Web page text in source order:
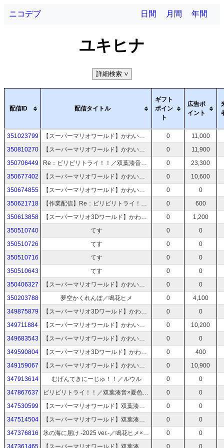
ニコデブ 日間 月間 年間
ユキヒナ
詳細検索 >
配信ID 配信タイトル
ギフト
ポイン
ト
広告ポ
イント
351023799 【スーパーマリオワールド】かわいい湊音はミミミミミミミミミスりてミスる！【CeVIO AI実況プレイ】 0
11,000
350810270
【スーパーマリオワールド】かわいい湊音はミミミミミミミミスりてミスる！！【CeVIO AI実況プレイ】 0
11,900
350706449
Re：ビリピリトライ！！／双葉湊音×夏色花梨 0
23,300
350677402
【スーパーマリオワールド】かわいい湊音はミミミスりてミスる！！！！【CeVIO AI実況プレイ】 0
10,600
350674855
【スーパーマリオワールド】かわいい湊音はミスりてミスる！！！！！！！【CeVIO AI実況プレイ】 0
0
350621718
【作業配信】Re：ビリピリトライ！！のみなかり描くだけ【マイクなし】 0
600
350613858
【スーパーマリオ3Dワールド】かわいい詞音は救われる！【A.I.VOICE2・A.I.VOICE実況プレイ】 0
1,200
350510740
てす 0
0
350510726
てす 0
0
350510716
てす 0
0
350510643
てす 0
0
350406327
【スーパーマリオワールド】かわいい湊音はミスりてミスりてミスる！！！！！【CeVIO AI実況プレイ】 0
0
350203788
夢空かくれんぼ／鳴花ヒメ 0
4,100
349875879
【スーパーマリオ3Dワールド】かわいい詞音の寄り道ジャンプ！【A.I.VOICE2・A.I.VOICE実況プレイ】 0
0
349711884
【スーパーマリオワールド】かわいい湊音はミ×46スりてミスる！【CeVIO AI実況プレイ】 0
10,200
349683543
【スーパーマリオワールド】かわいい湊音はミミミミスりてミスる！！！【CeVIO AI実況プレイ】 0
0
349590804
【スーパーマリオ3Dワールド】かわいい詞音は白たぬき！【A.I.VOICE2・A.I.VOICE実況プレイ】 0
400
349159067
【スーパーマリオワールド】かわいい湊音はミスりてミスる！！！！！【CeVIO AI実況プレイ】 0
10,900
347913614
むげんてきにーじゅ！！／ルウル 0
0
347867637
ビリピリトライ！！／双葉湊音×夏色花梨 0
0
347530599
【スーパーマリオワールド】双葉湊音はミミミスりてミスる！【CeVIO AI実況プレイ】 0
0
347514504
【スーパーマリオワールド】双葉湊音はミスりてミスる！！！【CeVIO AI実況プレイ】 0
0
347376816
氷の海に届け -2025 ver.-／鳴花ヒメ×鳴花ミコト 0
0
347361465
0 0